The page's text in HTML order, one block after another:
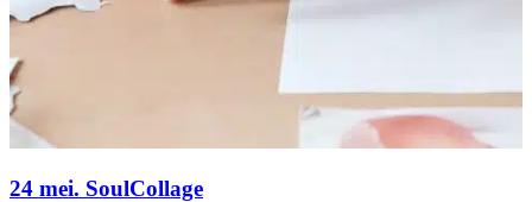
24 mei. SoulCollage